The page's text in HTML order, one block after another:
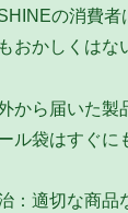
の消費
おかしくはな
から届いた製
ル袋はすぐに
：適切な商品